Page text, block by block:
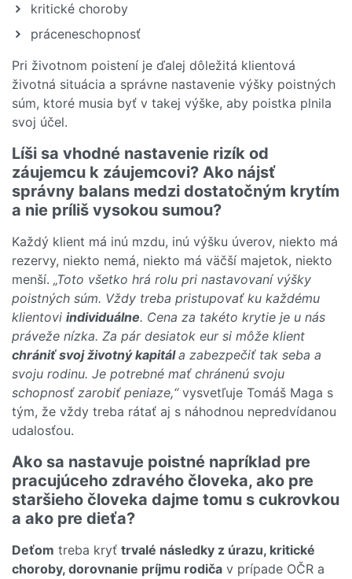
kritické choroby
práceneschopnosť
Pri životnom poistení je ďalej dôležitá klientová
životná situácia a správne nastavenie výšky poistných
súm, ktoré musia byť v takej výške, aby poistka plnila
svoj účel.
Líši sa vhodné nastavenie rizík od
záujemcu k záujemcovi? Ako nájsť
správny balans medzi dostatočným krytím
a nie príliš vysokou sumou?
Každý klient má inú mzdu, inú výšku úverov, niekto má
rezervy, niekto nemá, niekto má väčší majetok, niekto
menší. „Toto všetko hrá rolu pri nastavovaní výšky
poistných súm. Vždy treba pristupovať ku každému
klientovi individuálne. Cena za takéto krytie je u nás
práveže nízka. Za pár desiatok eur si môže klient
chrániť svoj životný kapitála zabezpečiť tak seba a
svoju rodinu. Je potrebné mať chránenú svoju
schopnosť zarobiť peniaze,“vysvetľuje Tomáš Maga s
tým, že vždy treba rátať aj s náhodnou nepredvídanou
udalosťou.
Ako sa nastavuje poistné napríklad pre
pracujúceho zdravého človeka, ako pre
staršieho človeka dajme tomu s cukrovkou
a ako pre dieťa?
Deťom treba kryť trvalé následky z úrazu, kritické
choroby, dorovnanie príjmu rodiča v prípade OČR a